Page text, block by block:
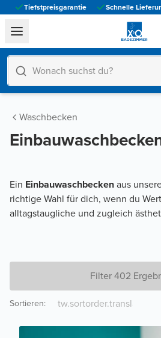
Tiefstpreisgarantie Schnelle
Waschbecken
Ein Einbauwaschbeckenaus
richtige Wahl für dich, wenn du
alltagstaugliche und zugleich
Filter 402
Sortieren: